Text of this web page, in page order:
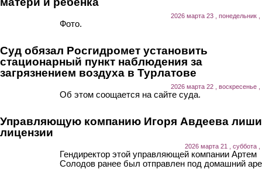
2026 марта 23 , понедельник ,
Фото.
Суд обязал Росгидромет установить
стационарный пункт наблюдения за
загрязнением воздуха в Турлатове
2026 марта 22 , воскресенье ,
Об этом соощается на сайте суда.
Управляющую компанию Игоря Авдеева
лицензии
2026 марта 21 , суббота ,
Гендиректор этой управляющей компании Артем
Солодов ранее был отправлен под домашний